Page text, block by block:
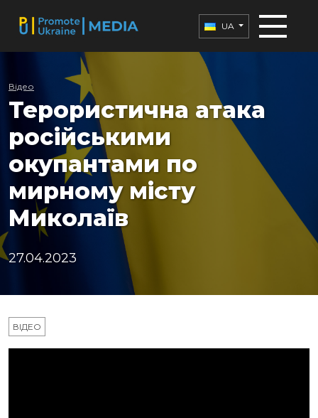
UA
Відео
Терористична атака
російськими
окупантами по
мирному місту
Миколаїв
27.04.2023
ВІДЕО